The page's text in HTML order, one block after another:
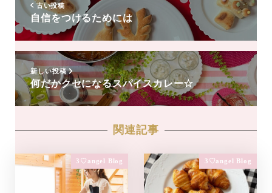
古い投稿
自信をつけるためには
新しい投稿
何だかクセになるスパイスカレー☆
関連記事
3♡angel Blog 3♡angel Blog